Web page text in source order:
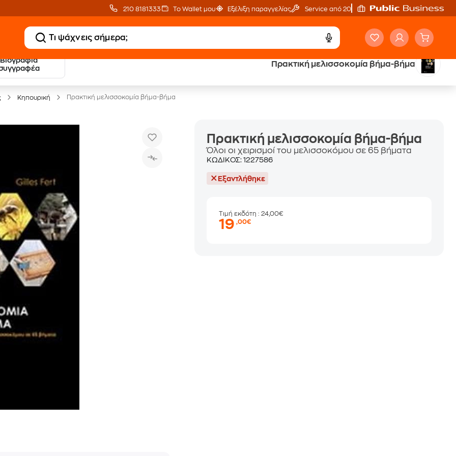
210 8181333 Το Wallet μου Εξέλιξη παραγγελίας Service από 20'
Βιογραφία
Πρακτική μελισσοκομία βήμα-βήμα
20 € Public επιστροφή
με Snappi
Έλα στον κόσμο
Κηπουρική Πρακτική μελισσοκομία βήμα-βήμα
Πρακτική μελισσοκομία βήμα-βήμα
Όλοι οι χειρισμοί του μελισσοκόμου σε 65 βήματα
ΚΩΔΙΚΟΣ:1227586
Εξαντλήθηκε
Τιμή εκδότη: 24,00€
19,00€